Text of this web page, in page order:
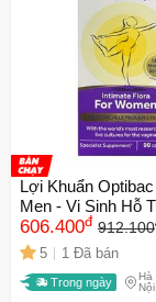
Lợi Khuẩn
Men - Vi Sinh Hỗ
Khỏe Phụ Khoa
- 30-90 Viên Từ
606.400đ 912.100
5 1 Đã bán
Trong ngày
Hà
Nội